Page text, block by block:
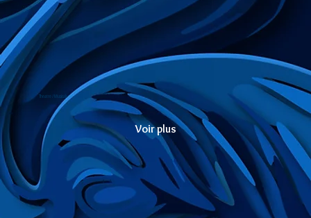
Theatre / Musicals
Voir plus